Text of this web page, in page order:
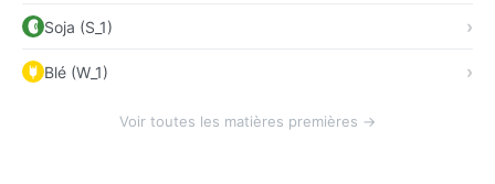
Soja (S_1)
Blé (W_1)
Voir toutes les matières premières →